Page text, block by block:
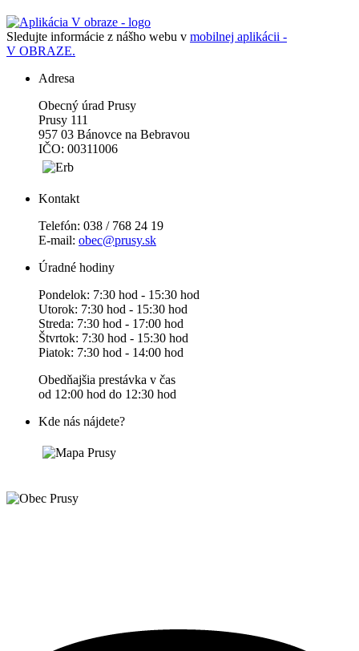
Sledujte informácie z nášho webu v mobilnej aplikácii -
V OBRAZE.
Adresa
Obecný úrad Prusy
Prusy 111
957 03 Bánovce na Bebravou
IČO: 00311006
Kontakt
Telefón: 038 / 768 24 19
E-mail: obec@prusy.sk
Úradné hodiny
Pondelok: 7:30 hod - 15:30 hod
Utorok: 7:30 hod - 15:30 hod
Streda: 7:30 hod - 17:00 hod
Štvrtok: 7:30 hod - 15:30 hod
Piatok: 7:30 hod - 14:00 hod
Obedňajšia prestávka v čas
od 12:00 hod do 12:30 hod
Kde nás nájdete?